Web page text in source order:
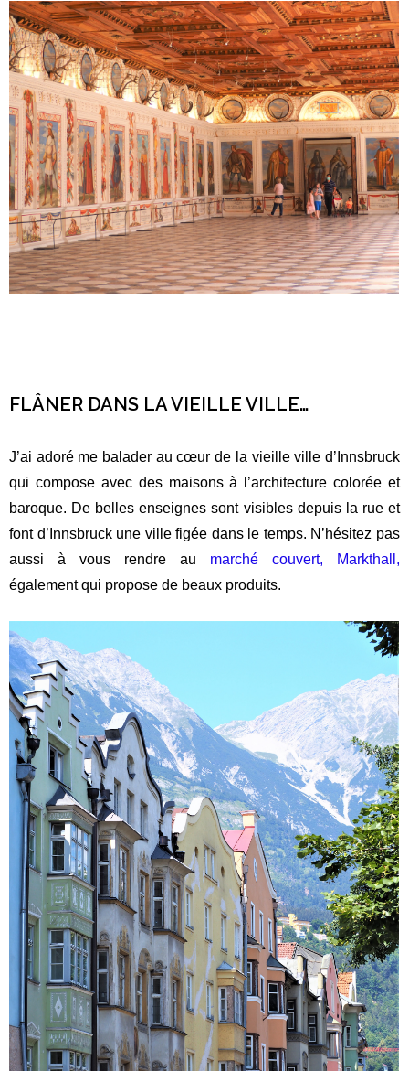
FLÂNER DANS LA VIEILLE VILLE…
J’ai adoré me balader au cœur de la vieille ville d’Innsbruck
qui compose avec des maisons à l’architecture colorée et
baroque. De belles enseignes sont visibles depuis la rue et
font d’Innsbruck une ville figée dans le temps. N’hésitez pas
aussi à vous rendre au marché couvert, Markthall,
également qui propose de beaux produits.